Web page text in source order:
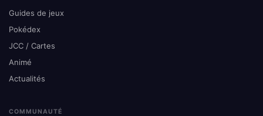
Guides de jeux
Pokédex
JCC / Cartes
Animé
Actualités
COMMUNAUTÉ